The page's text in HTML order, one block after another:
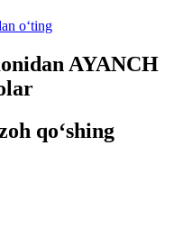
o‘ting
AYANCH
qo‘shing